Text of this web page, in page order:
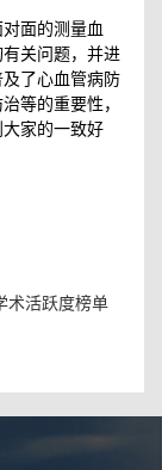
面的测量血
关问题，并进
及 了心血管病防
等的重要性 ，
大家的一致好
术活跃度榜单